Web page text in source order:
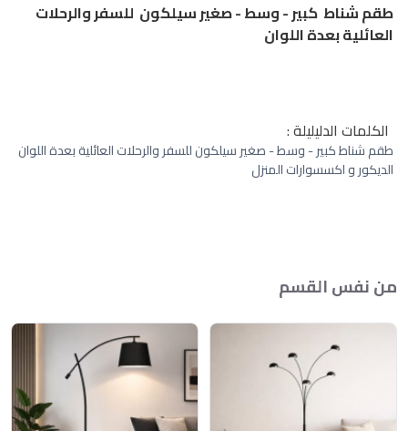
طقم شناط كبير - وسط - صغير سيلكون للسفر والرحلات
العائلية بعدة اللوان
الكلمات الدليليلة :
طقم شناط كبير - وسط - صغير سيلكون للسفر والرحلات العائلية بعدة اللوان
الديكور و اكسسوارات المنزل
من نفس القسم